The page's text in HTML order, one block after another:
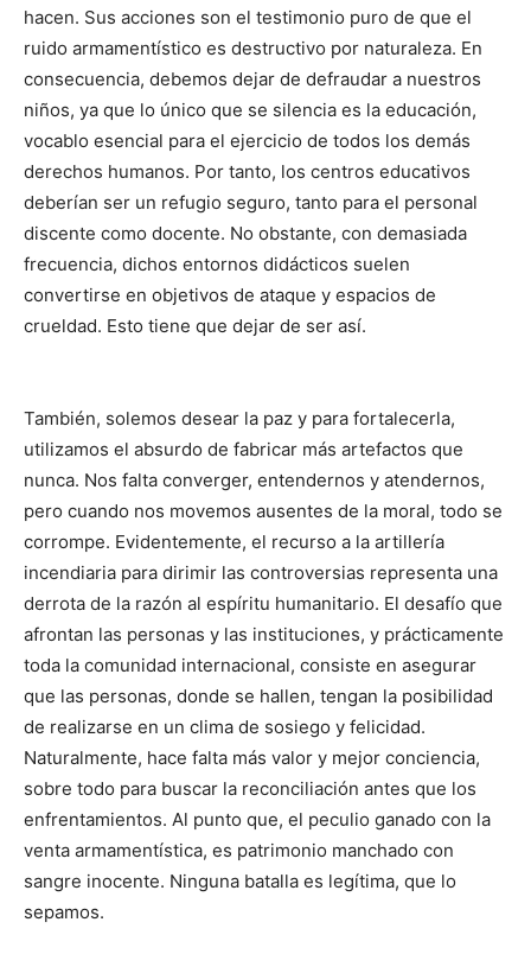
hacen. Sus acciones son el testimonio puro de que el
ruido armamentístico es destructivo por naturaleza. En
consecuencia, debemos dejar de defraudar a nuestros
niños, ya que lo único que se silencia es la educación,
vocablo esencial para el ejercicio de todos los demás
derechos humanos. Por tanto, los centros educativos
deberían ser un refugio seguro, tanto para el personal
discente como docente. No obstante, con demasiada
frecuencia, dichos entornos didácticos suelen
convertirse en objetivos de ataque y espacios de
crueldad. Esto tiene que dejar de ser así.
También, solemos desear la paz y para fortalecerla,
utilizamos el absurdo de fabricar más artefactos que
nunca. Nos falta converger, entendernos y atendernos,
pero cuando nos movemos ausentes de la moral, todo se
corrompe. Evidentemente, el recurso a la artillería
incendiaria para dirimir las controversias representa una
derrota de la razón al espíritu humanitario. El desafío que
afrontan las personas y las instituciones, y prácticamente
toda la comunidad internacional, consiste en asegurar
que las personas, donde se hallen, tengan la posibilidad
de realizarse en un clima de sosiego y felicidad.
Naturalmente, hace falta más valor y mejor conciencia,
sobre todo para buscar la reconciliación antes que los
enfrentamientos. Al punto que, el peculio ganado con la
venta armamentística, es patrimonio manchado con
sangre inocente. Ninguna batalla es legítima, que lo
sepamos.